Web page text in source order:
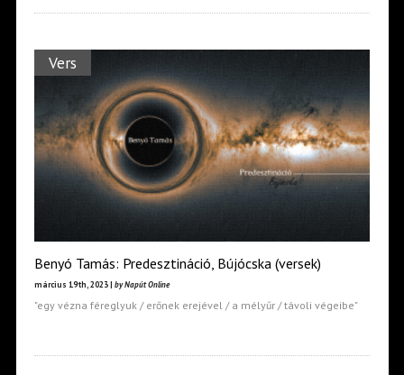
Vers
Benyó Tamás: Predesztináció, Bújócska (versek)
március 19th, 2023 | by Napút Online
"egy vézna féreglyuk / erőnek erejével / a mélyűr / távoli végeibe"